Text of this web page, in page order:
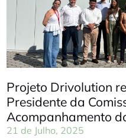
Projeto Drivolution
Presidente da
Acompanhamento
21 de Julho, 2025